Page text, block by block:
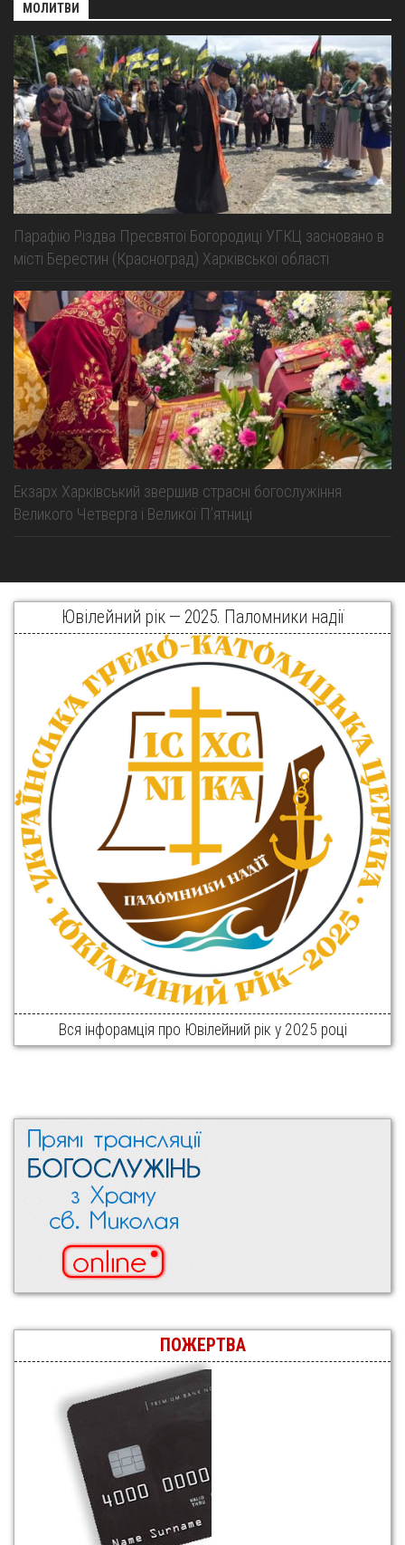
МОЛИТВИ
Парафію Різдва Пресвятої Богородиці УГКЦ засновано в
місті Берестин (Красноград) Харківської області
Екзарх Харківський звершив страсні богослужіння
Великого Четверга і Великої Пʼятниці
Ювілейний рік — 2025. Паломники надії
Вся інфорамція про Ювілейний рік у 2025 році
ПОЖЕРТВА